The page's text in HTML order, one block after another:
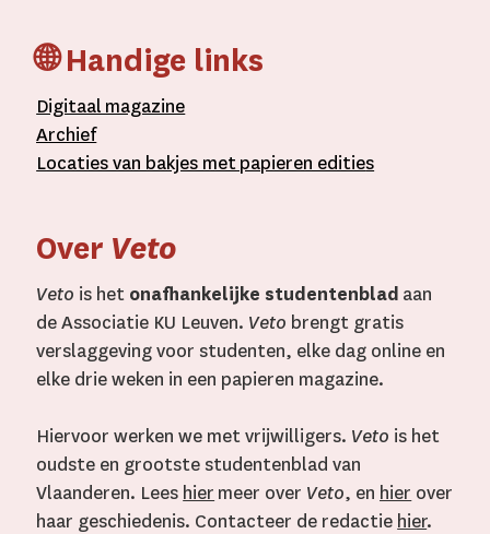
🌐 Handige links
Digitaal magazine
Archief
Locaties van bakjes metpapieren edities
Over Veto
Veto is het onafhankelijke studentenblad aan
de Associatie KU Leuven. Veto brengt gratis
verslaggeving voor studenten, elke dag online en
elke drie weken in een papieren magazine.
Hiervoor werken we met vrijwilligers. Veto is het
oudste en grootste studentenblad van
Vlaanderen. Lees hier meer over Veto, en hier over
haar geschiedenis. Contacteer de redactie hier.